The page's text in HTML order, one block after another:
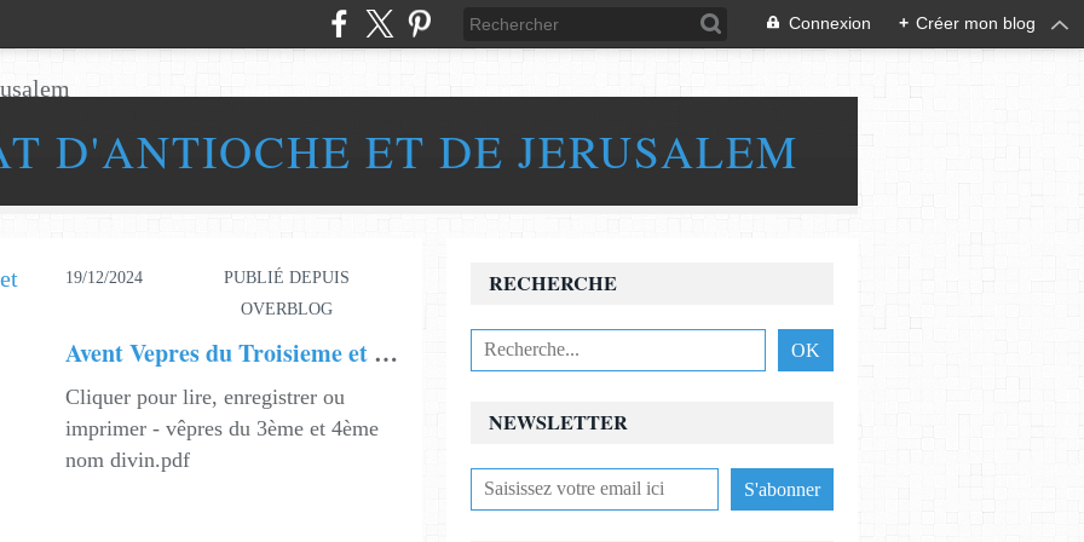
Connexion + Créer mon blog
D'ANTIOCHE ET DE JERUSALEM
19/12/2024
PUBLIÉ DEPUIS
OVERBLOG
Avent Vepres du Troisieme et Quatrieme Nom Divin
Cliquer pour lire, enregistrer ou
imprimer - vêpres du 3ème et 4ème
nom divin.pdf
NEWSLETTER
RECHERCHE